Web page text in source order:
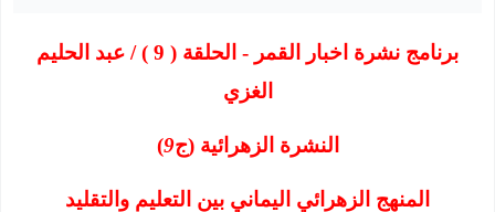
برنامج نشرة اخبار القمر - الحلقة ( 9 ) / عبد الحليم
الغزي
النشرة الزهرائية (ج9
)
المنهج الزهرائي اليماني بين التعليم والتقليد